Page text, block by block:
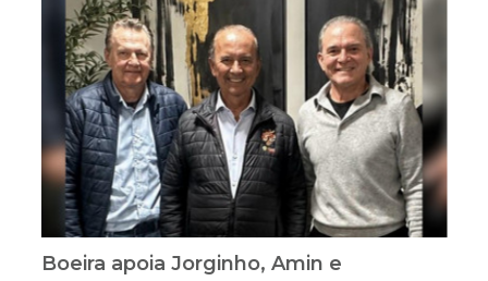
Boeira apoia Jorginho, Amin e